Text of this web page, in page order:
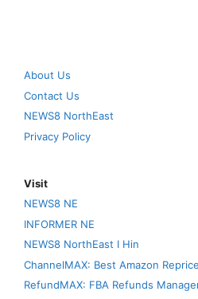
About Us
Contact Us
NEWS8 NorthEast
Privacy Policy
Visit
NEWS8 NE
INFORMER NE
NEWS8 NorthEast I Hin
ChannelMAX: Best Amazon
RefundMAX: FBA Refunds